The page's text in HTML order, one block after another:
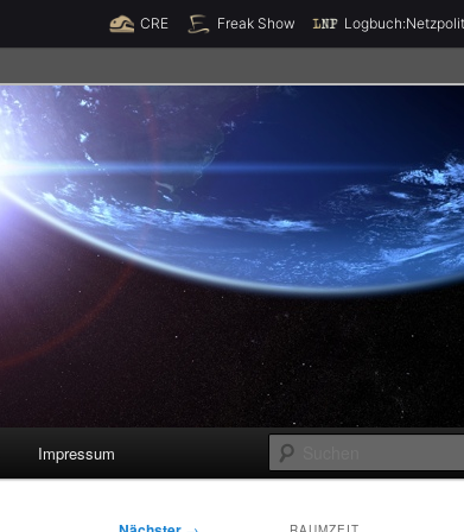
Spende jetzt!
CRE Freak Show
Impressum